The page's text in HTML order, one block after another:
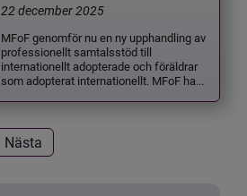
22 december 2025
MFoF genomför nu en ny upphandling av
professionellt samtalsstöd till
internationellt adopterade och föräldrar
som adopterat internationellt. MFoF ha...
Nästa